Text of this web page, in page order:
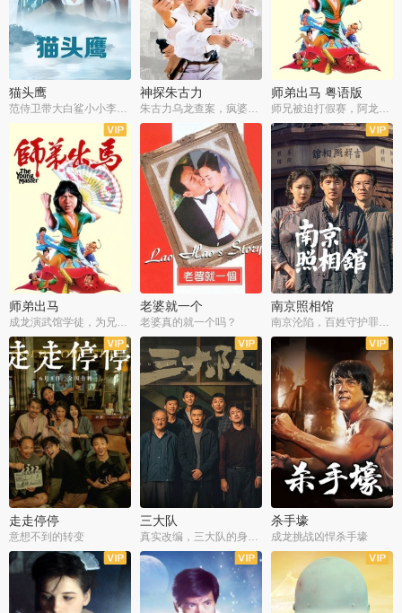
猫头鹰
范侍卫带大白鲨小小李破案寻妃
神探朱古力
朱古力乌龙查案，疯婆子神助攻
师弟出马 粤语版
师兄被迫打假赛，阿龙追查斗黑帮
师弟出马
成龙演武馆学徒，为兄搏命战黑道
老婆就一个
老婆真的就一个吗？
南京照相馆
南京沦陷，百姓守护罪证底片
走走停停
意想不到的转变
三大队 杀手壕
成龙挑战凶悍杀手壕